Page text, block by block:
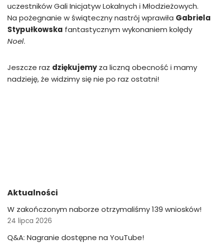
uczestników Gali Inicjatyw Lokalnych i Młodzieżowych.
Na pożegnanie w świąteczny nastrój wprawiła Gabriela
Stypułkowska fantastycznym wykonaniem kolędy
Noel.
Jeszcze raz dziękujemyza liczną obecność i mamy
nadzieję, że widzimy się nie po raz ostatni!
Aktualności
W zakończonym naborze otrzymaliśmy 139 wniosków!
24 lipca 2026
Q&A: Nagranie dostępne na YouTube!